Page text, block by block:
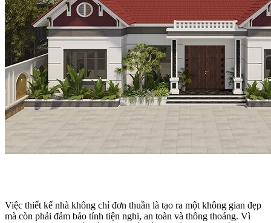
Việc thiết kế nhà không chỉ đơn thuần là tạo ra một không gian đẹp
mà còn phải đảm bảo tính tiện nghi, an toàn và thông thoáng. Vì